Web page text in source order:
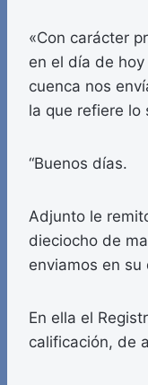
«Con carácter
en el día de
cuenca nos
la que refiere lo
“Buenos días.
Adjunto le
dieciocho de
enviamos en su
En ella el
calificación, de